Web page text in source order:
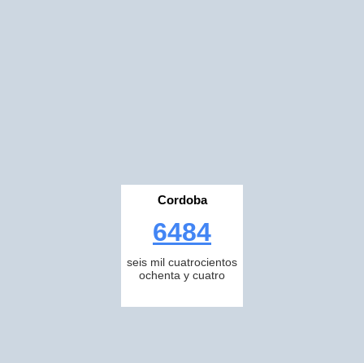
Cordoba
6484
seis mil cuatrocientos
ochenta y cuatro